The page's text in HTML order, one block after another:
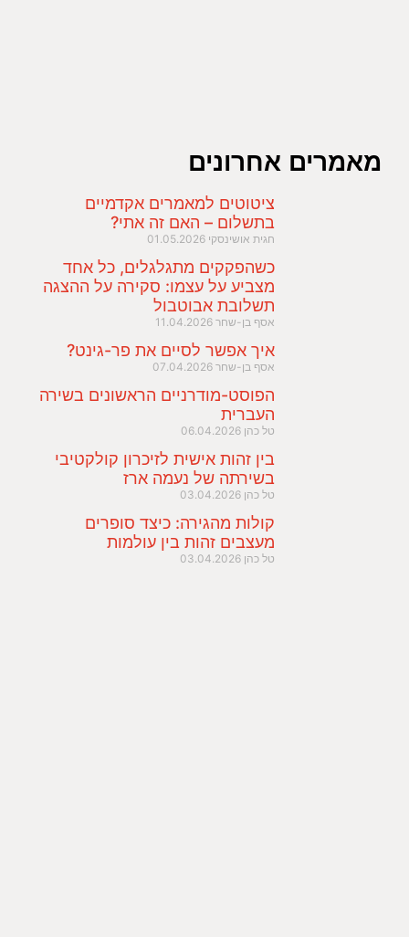
מאמרים אחרונים
ציטוטים למאמרים אקדמיים
בתשלום – האם זה אתי?
חגית אושינסקי 01.05.2026
כשהפקקים מתגלגלים, כל אחד
מצביע על עצמו: סקירה על ההצגה
תשלובת אבוטבול
אסף בן-שחר 11.04.2026
איך אפשר לסיים את פר-גינט?
אסף בן-שחר 07.04.2026
הפוסט-מודרניים הראשונים בשירה
העברית
טל כהן 06.04.2026
בין זהות אישית לזיכרון קולקטיבי
בשירתה של נעמה ארז
טל כהן 03.04.2026
קולות מהגירה: כיצד סופרים
מעצבים זהות בין עולמות
טל כהן 03.04.2026